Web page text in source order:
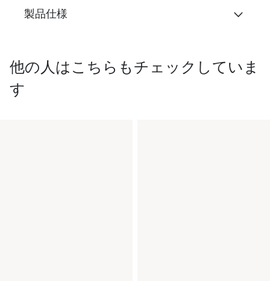
製品仕様
他の人はこちらもチェックしていま
す